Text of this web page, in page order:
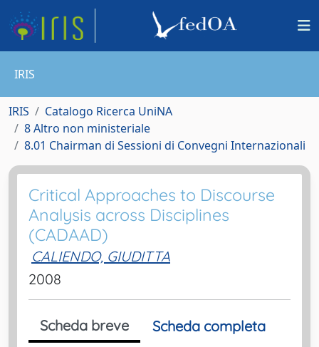
IRIS
IRIS
Catalogo Ricerca UniNA
8 Altro non ministeriale
8.01 Chairman di Sessioni di Convegni Internazionali
Critical Approaches to Discourse
Analysis across Disciplines
(CADAAD)
CALIENDO, GIUDITTA
2008
Scheda breve
Scheda completa